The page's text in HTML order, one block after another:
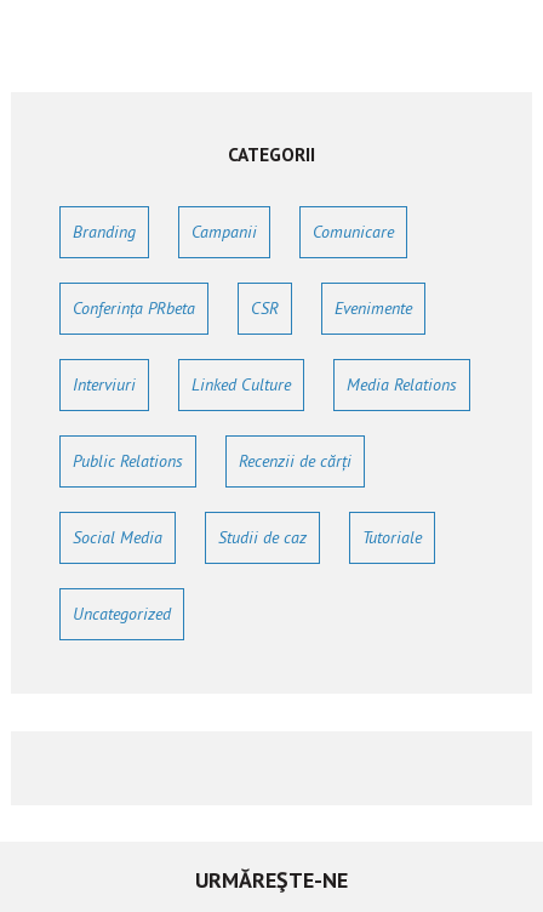
CATEGORII
Branding Campanii Comunicare
Conferința PRbeta CSR Evenimente
Interviuri Linked Culture Media Relations
Public Relations Recenzii de cărți
Social Media Studii de caz Tutoriale
Uncategorized
URMĂREŞTE-NE